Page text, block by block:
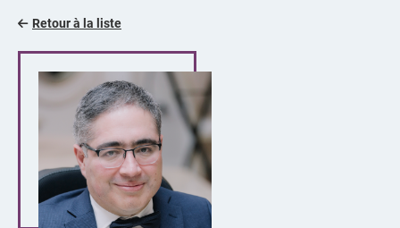
Retour à la liste